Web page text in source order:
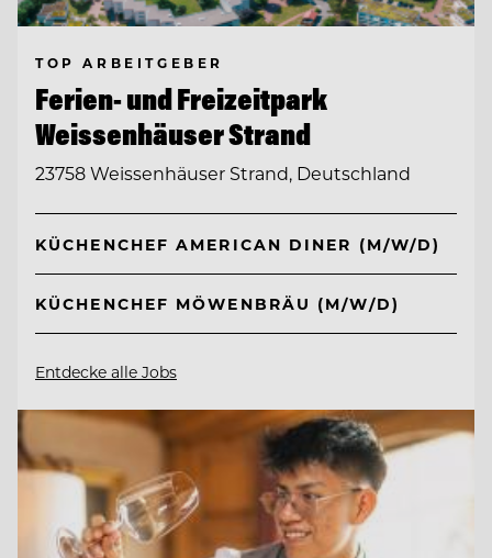
TOP ARBEITGEBER
Ferien- und Freizeitpark
Weissenhäuser Strand
23758 Weissenhäuser Strand, Deutschland
KÜCHENCHEF AMERICAN DINER (M/W/D)
KÜCHENCHEF MÖWENBRÄU (M/W/D)
Entdecke alle Jobs